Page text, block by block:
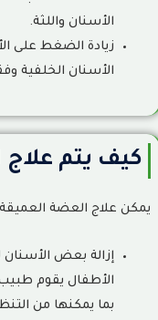
الأسنان واللثة.
زيادة الضغط على
الأسنان الخلفية
كيف يتم
يمكن علاج العضة
إزالة بعض
الأطفال يقوم طبيب
بما يمكنها من